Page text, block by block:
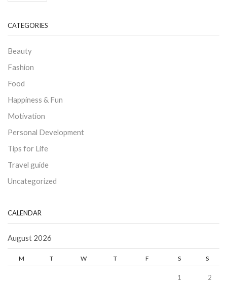
CATEGORIES
Beauty
Fashion
Food
Happiness & Fun
Motivation
Personal Development
Tips for Life
Travel guide
Uncategorized
CALENDAR
August 2026
M T W T F S S
1 2